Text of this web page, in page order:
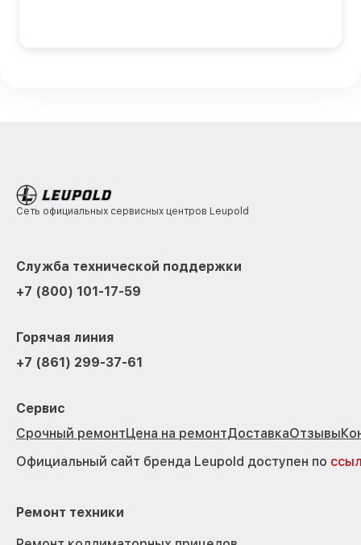
Сеть официальных сервисных центров Leupold
Служба технической поддержки
+7 (800) 101-17-59
Горячая линия
+7 (861) 299-37-61
Сервис
Срочный ремонтЦена на ремонтДоставкаОтзывы
Официальный сайт бренда Leupold доступен по
Ремонт техники